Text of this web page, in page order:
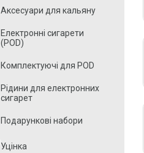
Аксесуари для кальяну
Електронні сигарети
(POD)
Комплектуючі для POD
Рідини для електронних
сигарет
Подарункові набори
Уцінка
Аксесуари для кальяну
Електронні сигарети
(POD)
Комплектуючі для POD
Рідини для електронних
сигарет
Подарункові набори
Уцінка